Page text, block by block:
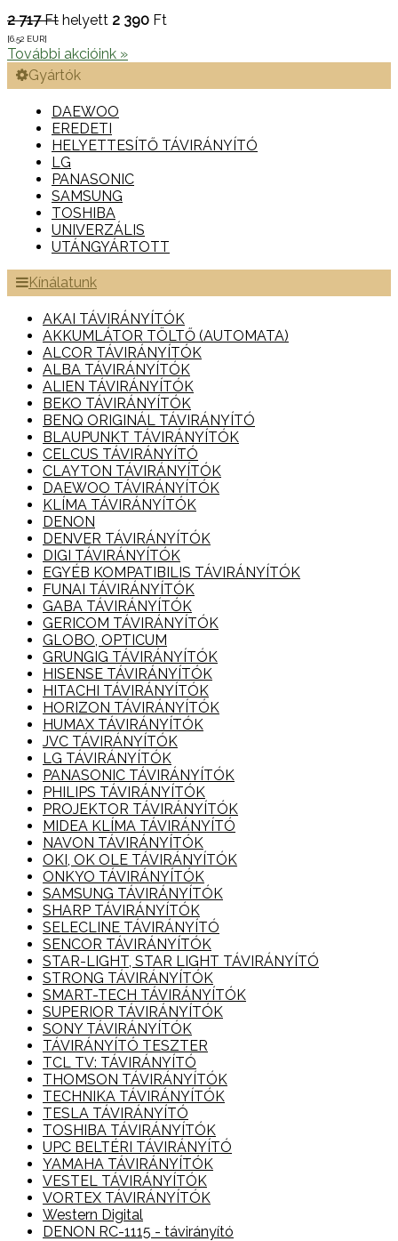
2 717 Ft helyett 2 390 Ft
[6.52 EUR]
További akcióink »
Gyártók
DAEWOO
EREDETI
HELYETTESÍTŐ TÁVIRÁNYÍTÓ
LG
PANASONIC
SAMSUNG
TOSHIBA
UNIVERZÁLIS
UTÁNGYÁRTOTT
Kínálatunk
AKAI TÁVIRÁNYÍTÓK
AKKUMLÁTOR TÖLTŐ (AUTOMATA)
ALCOR TÁVIRÁNYÍTÓK
ALBA TÁVIRÁNYÍTÓK
ALIEN TÁVIRÁNYÍTÓK
BEKO TÁVIRÁNYÍTÓK
BENQ ORIGINÁL TÁVIRÁNYÍTÓ
BLAUPUNKT TÁVIRÁNYÍTÓK
CELCUS TÁVIRÁNYÍTÓ
CLAYTON TÁVIRÁNYÍTÓK
DAEWOO TÁVIRÁNYÍTÓK
KLÍMA TÁVIRÁNYÍTÓK
DENON
DENVER TÁVIRÁNYÍTÓK
DIGI TÁVIRÁNYÍTÓK
EGYÉB KOMPATIBILIS TÁVIRÁNYÍTÓK
FUNAI TÁVIRÁNYÍTÓK
GABA TÁVIRÁNYÍTÓK
GERICOM TÁVIRÁNYÍTÓK
GLOBO, OPTICUM
GRUNGIG TÁVIRÁNYÍTÓK
HISENSE TÁVIRÁNYÍTÓK
HITACHI TÁVIRÁNYÍTÓK
HORIZON TÁVIRÁNYÍTÓK
HUMAX TÁVIRÁNYÍTÓK
JVC TÁVIRÁNYÍTÓK
LG TÁVIRÁNYÍTÓK
PANASONIC TÁVIRÁNYÍTÓK
PHILIPS TÁVIRÁNYÍTÓK
PROJEKTOR TÁVIRÁNYÍTÓK
MIDEA KLÍMA TÁVIRÁNYÍTÓ
NAVON TÁVIRÁNYÍTÓK
OKI, OK OLE TÁVIRÁNYÍTÓK
ONKYO TÁVIRÁNYÍTÓK
SAMSUNG TÁVIRÁNYÍTÓK
SHARP TÁVIRÁNYÍTÓK
SELECLINE TÁVIRÁNYÍTÓ
SENCOR TÁVIRÁNYÍTÓK
STAR-LIGHT, STAR LIGHT TÁVIRÁNYÍTÓ
STRONG TÁVIRÁNYÍTÓK
SMART-TECH TÁVIRÁNYÍTÓK
SUPERIOR TÁVIRÁNYÍTÓK
SONY TÁVIRÁNYÍTÓK
TÁVIRÁNYÍTÓ TESZTER
TCL TV: TÁVIRÁNYÍTÓ
THOMSON TÁVIRÁNYÍTÓK
TECHNIKA TÁVIRÁNYÍTÓK
TESLA TÁVIRÁNYÍTÓ
TOSHIBA TÁVIRÁNYÍTÓK
UPC BELTÉRI TÁVIRÁNYÍTÓ
YAMAHA TÁVIRÁNYÍTÓK
VESTEL TÁVIRÁNYÍTÓK
VORTEX TÁVIRÁNYÍTÓK
Western Digital
DENON RC-1115 - távirányító